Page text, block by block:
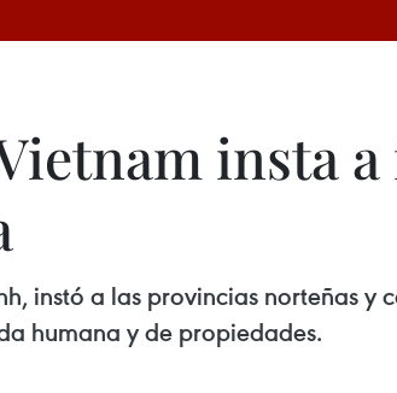
insta
instó a las provincias norteñas
humana y de propiedades.